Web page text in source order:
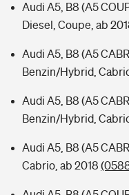
Audi A5, B8 (A5
Diesel, Coupe, ab
Audi A5, B8 (A5
Benzin/Hybrid,
Audi A5, B8 (A5
Benzin/Hybrid,
Audi A5, B8 (A5
Cabrio, ab 2018